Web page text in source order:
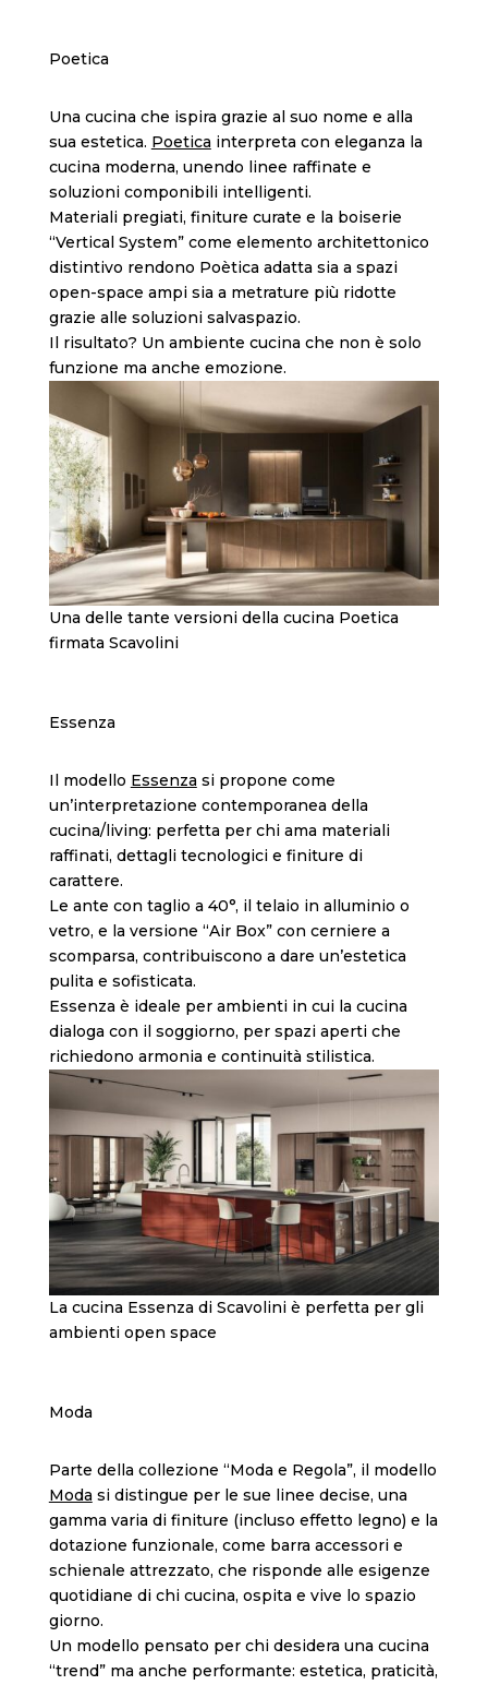
Poetica
Una cucina che ispira grazie al suo nome e alla
sua estetica. Poetica interpreta con eleganza la
cucina moderna, unendo linee raffinate e
soluzioni componibili intelligenti.
Materiali pregiati, finiture curate e la boiserie
“Vertical System” come elemento architettonico
distintivo rendono Poètica adatta sia a spazi
open-space ampi sia a metrature più ridotte
grazie alle soluzioni salvaspazio.
Il risultato? Un ambiente cucina che non è solo
funzione ma anche emozione.
Una delle tante versioni della cucina Poetica
firmata Scavolini
Essenza
Il modello Essenza si propone come
un’interpretazione contemporanea della
cucina/living: perfetta per chi ama materiali
raffinati, dettagli tecnologici e finiture di
carattere.
Le ante con taglio a 40°, il telaio in alluminio o
vetro, e la versione “Air Box” con cerniere a
scomparsa, contribuiscono a dare un’estetica
pulita e sofisticata.
Essenza è ideale per ambienti in cui la cucina
dialoga con il soggiorno, per spazi aperti che
richiedono armonia e continuità stilistica.
La cucina Essenza di Scavolini è perfetta per gli
ambienti open space
Moda
Parte della collezione “Moda e Regola”, il modello
Moda si distingue per le sue linee decise, una
gamma varia di finiture (incluso effetto legno) e la
dotazione funzionale, come barra accessori e
schienale attrezzato, che risponde alle esigenze
quotidiane di chi cucina, ospita e vive lo spazio
giorno.
Un modello pensato per chi desidera una cucina
“trend” ma anche performante: estetica, praticità,